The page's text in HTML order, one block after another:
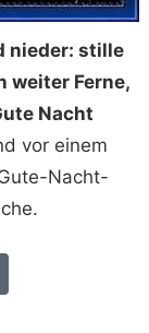
nieder: stille
weiter Ferne,
Nacht
vor einem
Nacht-